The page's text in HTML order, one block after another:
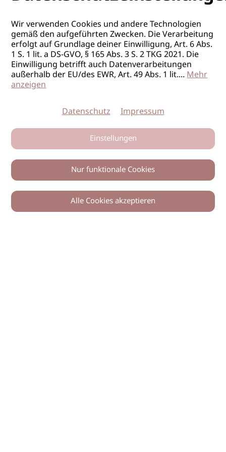
0
Wir verwenden Cookies und andere Technologien
gemäß den aufgeführten Zwecken. Die Verarbeitung
erfolgt auf Grundlage deiner Einwilligung, Art. 6 Abs.
1 S. 1 lit. a DS-GVO, § 165 Abs. 3 S. 2 TKG 2021. Die
Einwilligung betrifft auch Datenverarbeitungen
außerhalb der EU/des EWR, Art. 49 Abs. 1 lit....Mehr
anzeigen
Datenschutz Impressum
Einstellungen
Nur funktionale Cookies
Alle Cookies akzeptieren